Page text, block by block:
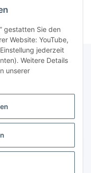
gestatten Sie den
Website: YouTube,
jederzeit
Weitere Details
unserer